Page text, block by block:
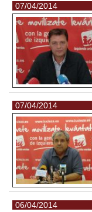
07/04/2014
07/04/2014
06/04/2014